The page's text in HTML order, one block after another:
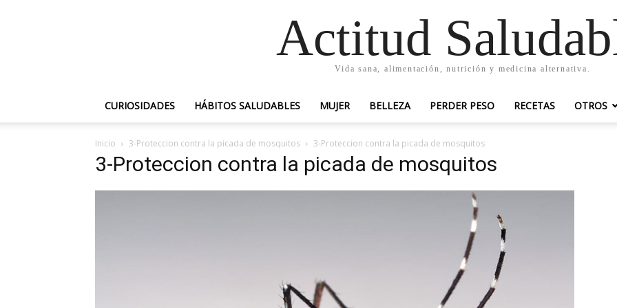
Actitud
Vida sana, alimentación, nutrición y medicina alternativa.
CURIOSIDADES HÁBITOS SALUDABLES MUJER BELLEZA PERDER PESO RECETAS OTROS
Inicio 3-Proteccion contra la picada de mosquitos 3-Proteccion contra la picada de mosquitos
3-Proteccion contra la picada de mosquitos